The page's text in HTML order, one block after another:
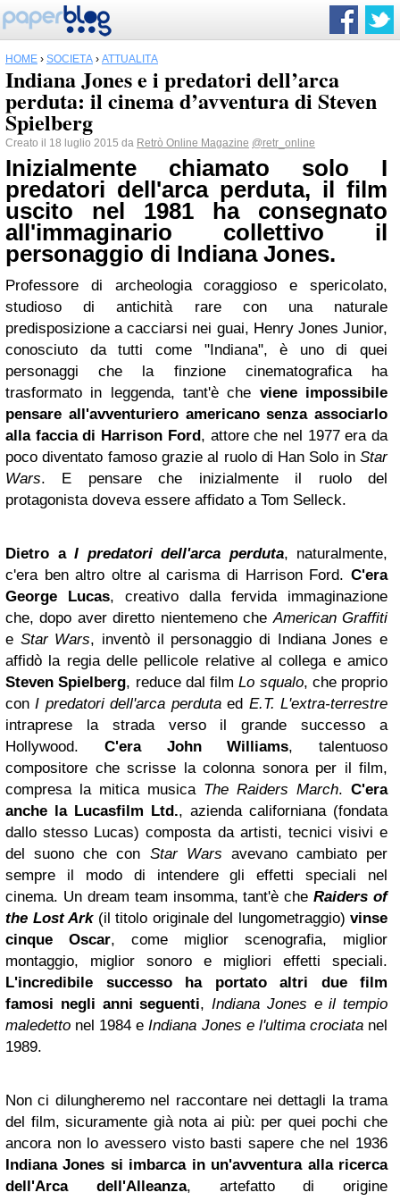
HOME › SOCIETÀ › ATTUALITÀ
Indiana Jones e i predatori dell’arca
perduta: il cinema d’avventura di Steven
Spielberg
Creato il 18 luglio 2015 da Retrò Online Magazine @retr_online
Inizialmente chiamato solo I
predatori dell'arca perduta, il film
uscito nel 1981 ha consegnato
all'immaginario collettivo il
personaggio di Indiana Jones.
Professore di archeologia coraggioso e spericolato,
studioso di antichità rare con una naturale
predisposizione a cacciarsi nei guai, Henry Jones Junior,
conosciuto da tutti come "Indiana", è uno di quei
personaggi che la finzione cinematografica ha
trasformato in leggenda, tant'è che viene impossibile
pensare all'avventuriero americano senza associarlo
alla faccia di Harrison Ford, attore che nel 1977 era da
poco diventato famoso grazie al ruolo di Han Solo in Star
Wars. E pensare che inizialmente il ruolo del
protagonista doveva essere affidato a Tom Selleck.
Dietro a I predatori dell'arca perduta, naturalmente,
c'era ben altro oltre al carisma di Harrison Ford. C'era
George Lucas, creativo dalla fervida immaginazione
che, dopo aver diretto nientemeno cheAmerican Graffiti
e Star Wars, inventò il personaggio di Indiana Jones e
affidò la regia delle pellicole relative al collega e amico
Steven Spielberg, reduce dal filmLo squalo, che proprio
conI predatori dell'arca perdutaed E.T. L'extra-terrestre
intraprese la strada verso il grande successo a
Hollywood. C'era John Williams, talentuoso
compositore che scrisse la colonna sonora per il film,
compresa la mitica musica The Raiders March. C'era
anche la Lucasfilm Ltd., azienda californiana (fondata
dallo stesso Lucas) composta da artisti, tecnici visivi e
del suono che con Star Wars avevano cambiato per
sempre il modo di intendere gli effetti speciali nel
cinema. Un dream team insomma, tant'è cheRaiders of
the Lost Ark (il titolo originale del lungometraggio) vinse
cinque Oscar, come miglior scenografia, miglior
montaggio, miglior sonoro e migliori effetti speciali.
L'incredibile successo ha portato altri due film
famosi negli anni seguenti, Indiana Jones e il tempio
maledetto nel 1984 eIndiana Jones e l'ultima crociatanel
1989.
Non ci dilungheremo nel raccontare nei dettagli la trama
del film, sicuramente già nota ai più: per quei pochi che
ancora non lo avessero visto basti sapere che nel 1936
Indiana Jones si imbarca in un'avventura alla ricerca
dell'Arca dell'Alleanza, artefatto di origine